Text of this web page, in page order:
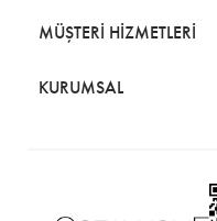
MÜŞTERİ HİZMETLERİ
KURUMSAL